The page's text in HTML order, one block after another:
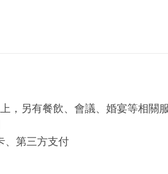
能更自在愉快！
on weekdays and enjoy
Jan 1–Mar 31, 2026 (Sun–Thu
，另有餐飲、會議、婚宴等相關
、第三方支付